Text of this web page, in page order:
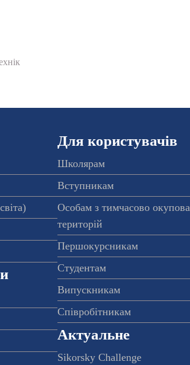
Для користувачів
Школярам
Вступникам
Особам з тимчасово
територій
Першокурсникам
Студентам
Випускникам
Співробітникам
Актуальне
Sikorsky Challenge